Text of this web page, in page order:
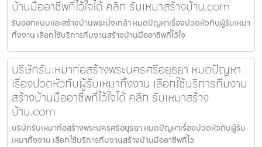
บ้านมืออาชีพที่ไว้ใจได้ คลิก รับเหมาสร้างบ้าน.com
รับออกแบบและสร้างบ้านพระนั่งเกล้า หมดปัญหาเรื่องปวดหัวกับผู้รับเหมา
ทิ้งงาน เลือกใช้บริการทีมงานสร้างบ้านมืออาชีพที่ไว้ใจ
บริษัทรับเหมาก่อสร้างพระนครศรีอยุธยา หมดปัญหา
เรื่องปวดหัวกับผู้รับเหมาทิ้งงาน เลือกใช้บริการทีมงาน
สร้างบ้านมืออาชีพที่ไว้ใจได้ คลิก รับเหมาสร้าง
บ้าน.com
บริษัทรับเหมาก่อสร้างพระนครศรีอยุธยา หมดปัญหาเรื่องปวดหัวกับผู้รับ
เหมาทิ้งงาน เลือกใช้บริการทีมงานสร้างบ้านมืออาชีพที่ไว